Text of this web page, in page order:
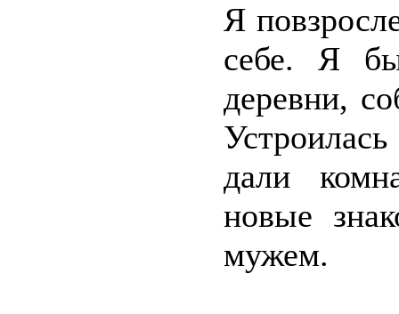
Я
себе. Я
деревни,
дали
новые
мужем.